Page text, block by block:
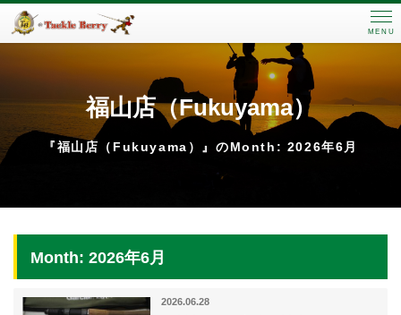
MENU
福山店（Fukuyama）
『福山店（Fukuyama）』のMonth: 2026年6月
Month: 2026年6月
2026.06.28